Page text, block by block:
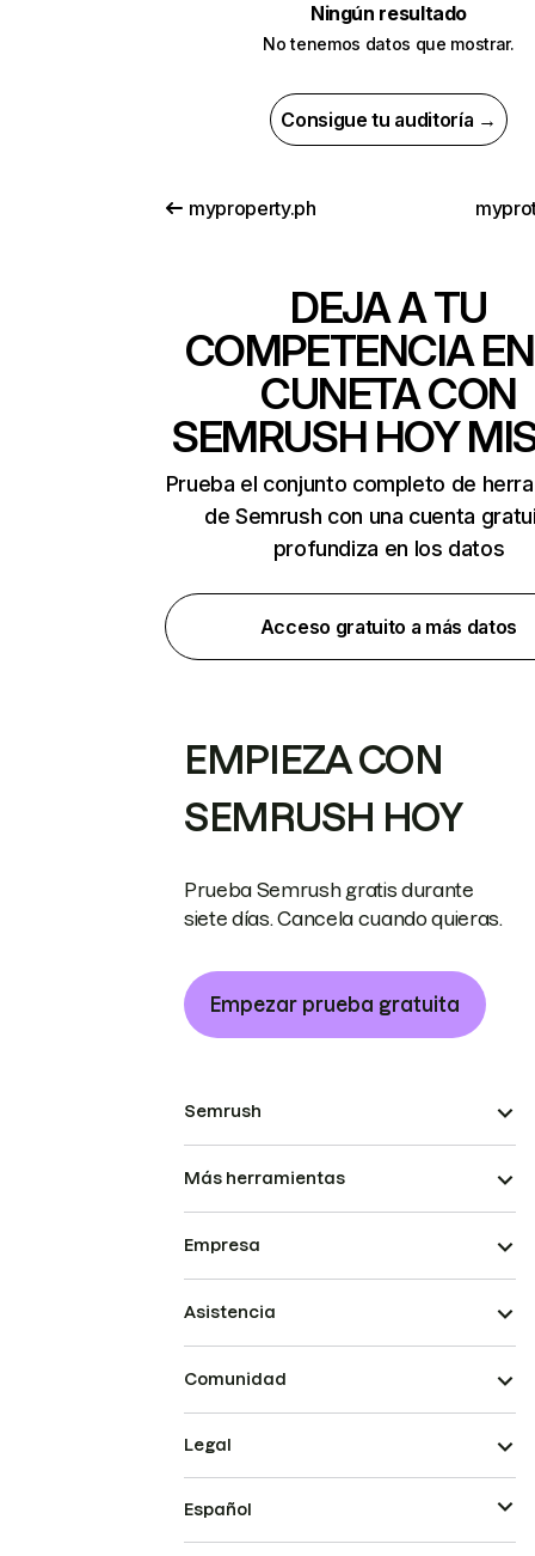
Ningún resultado
No tenemos datos que mostrar.
Consigue tu auditoría →
myproperty.ph
DEJA A TU
COMPETENCIA
CUNETA CON
SEMRUSH HOY
Prueba el conjunto completo de
de Semrush con una cuenta
profundiza en los datos
Acceso gratuito a más datos
EMPIEZA CON
SEMRUSH HOY
Prueba Semrush gratis durante
siete días. Cancela cuando quieras.
Empezar prueba gratuita
Semrush
Más herramientas
Empresa
Asistencia
Comunidad
Legal
Español